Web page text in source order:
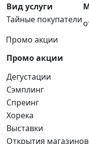
Вид услуги
Тайные покупатели
Промо акции
Промо акции
Дегустации
Сэмплинг
Спреинг
Хорека
Выставки
Открытия